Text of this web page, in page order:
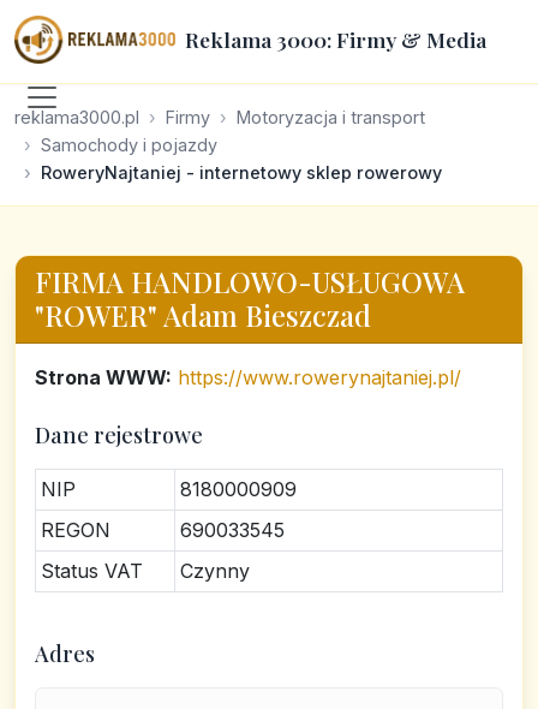
Reklama 3000: Firmy & Media
reklama3000.pl Firmy
Motoryzacja i transport
Samochody i pojazdy
RoweryNajtaniej - internetowy sklep rowerowy
FIRMA HANDLOWO-USŁUGOWA
"ROWER" Adam Bieszczad
Strona WWW: https://www.rowerynajtaniej.pl/
Dane rejestrowe
NIP
8180000909
REGON
690033545
Status VAT
Czynny
Adres